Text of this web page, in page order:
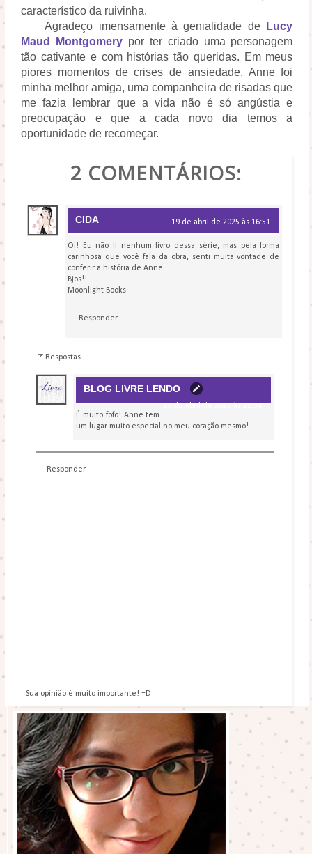
característico da ruivinha.
Agradeço imensamente à genialidade de
Lucy
Maud Montgomery por ter criado uma personagem
tão cativante e com histórias tão queridas. Em meus
piores momentos de crises de ansiedade, Anne foi
minha melhor amiga, uma companheira de risadas que
me fazia lembrar que a vida não é só angústia e
preocupação e que a cada novo dia temos a
oportunidade de recomeçar.
2 COMENTÁRIOS:
CIDA 19 de abril de 2025 às 16:51
Oi! Eu não li nenhum livro dessa série, mas pela forma
carinhosa que você fala da obra, senti muita vontade de
conferir a história de Anne.
Bjos!!
Moonlight Books
Responder
Respostas
BLOG LIVRE LENDO
É muito fofo! Anne tem
um lugar muito especial no meu coração mesmo!
Responder
Sua opinião é muito importante! =D